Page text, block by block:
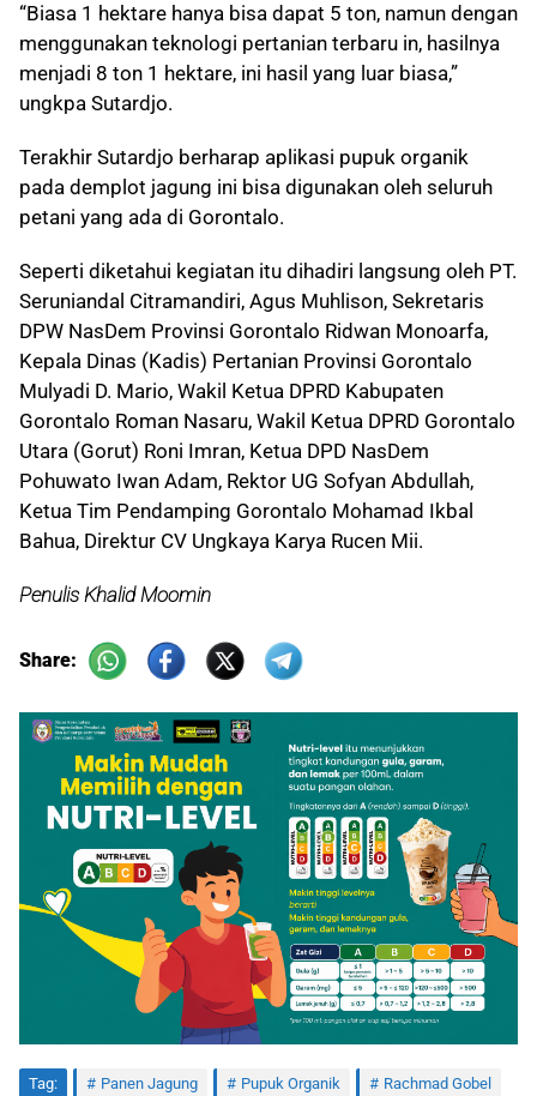
“Biasa 1 hektare hanya bisa dapat 5 ton, namun dengan
menggunakan teknologi pertanian terbaru in, hasilnya
menjadi 8 ton 1 hektare, ini hasil yang luar biasa,”
ungkpa Sutardjo.
Terakhir Sutardjo berharap aplikasi pupuk organik
pada demplot jagung ini bisa digunakan oleh seluruh
petani yang ada di Gorontalo.
Seperti diketahui kegiatan itu dihadiri langsung oleh PT.
Seruniandal Citramandiri, Agus Muhlison, Sekretaris
DPW NasDem Provinsi Gorontalo Ridwan Monoarfa,
Kepala Dinas (Kadis) Pertanian Provinsi Gorontalo
Mulyadi D. Mario, Wakil Ketua DPRD Kabupaten
Gorontalo Roman Nasaru, Wakil Ketua DPRD Gorontalo
Utara (Gorut) Roni Imran, Ketua DPD NasDem
Pohuwato Iwan Adam, Rektor UG Sofyan Abdullah,
Ketua Tim Pendamping Gorontalo Mohamad Ikbal
Bahua, Direktur CV Ungkaya Karya Rucen Mii.
Penulis Khalid Moomin
Share:
Tag: Panen Jagung Pupuk Organik Rachmad Gobel